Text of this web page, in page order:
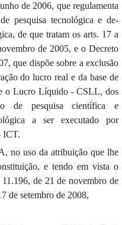
de 2006, que regulamenta
pesquisa tecnológica e de­
de que tratam os arts. 17 a
de 2005, e o Decreto
que dis­põe sobre a exclusão
do lucro real e da base de
o Lu­cro Líquido - CSLL, dos
de pesquisa científica e
a ser executado por
ICT.
no uso da atribuição que lhe
e tendo em vista o
de 21 de novembro de
de setembro de 2008,